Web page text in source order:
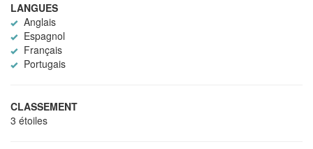
LANGUES
Anglais
Espagnol
Français
Portugais
CLASSEMENT
3 étoiles